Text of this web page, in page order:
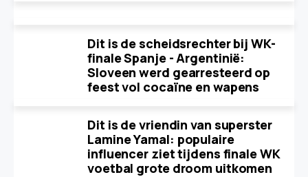
Dit is de scheidsrechter bij WK-
finale Spanje - Argentinië:
Sloveen werd gearresteerd op
feest vol cocaïne en wapens
Dit is de vriendin van superster
Lamine Yamal: populaire
influencer ziet tijdens finale WK
voetbal grote droom uitkomen